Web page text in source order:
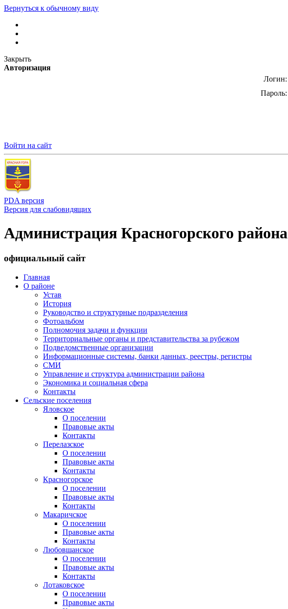
Вернуться к обычному виду
Закрыть
Авторизация
Логин:
Пароль:
Войти на сайт
PDA версия
Версия для слабовидящих
Администрация Красногорского района
официальный сайт
Главная
О районе
Устав
История
Руководство и структурные подразделения
Фотоальбом
Полномочия задачи и функции
Территориальные органы и представительства за рубежом
Подведомственные организации
Информационные системы, банки данных, реестры, регистры
СМИ
Управление и структура администрации района
Экономика и социальная сфера
Контакты
Сельские поселения
Яловское
О поселении
Правовые акты
Контакты
Перелазское
О поселении
Правовые акты
Контакты
Красногорское
О поселении
Правовые акты
Контакты
Макаричское
О поселении
Правовые акты
Контакты
Любовшанское
О поселении
Правовые акты
Контакты
Лотаковское
О поселении
Правовые акты